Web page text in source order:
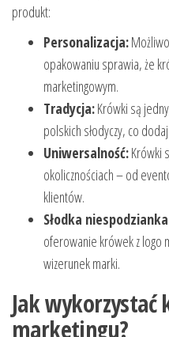
produkt:
Personalizacja:
opakowaniu sprawia, że
marketingowym.
Tradycja:Krówki są
polskich słodyczy, co
Uniwersalność:Krówki
okolicznościach – od
klientów.
Słodka
oferowanie krówek z logo
wizerunek marki.
Jak
marketingu?